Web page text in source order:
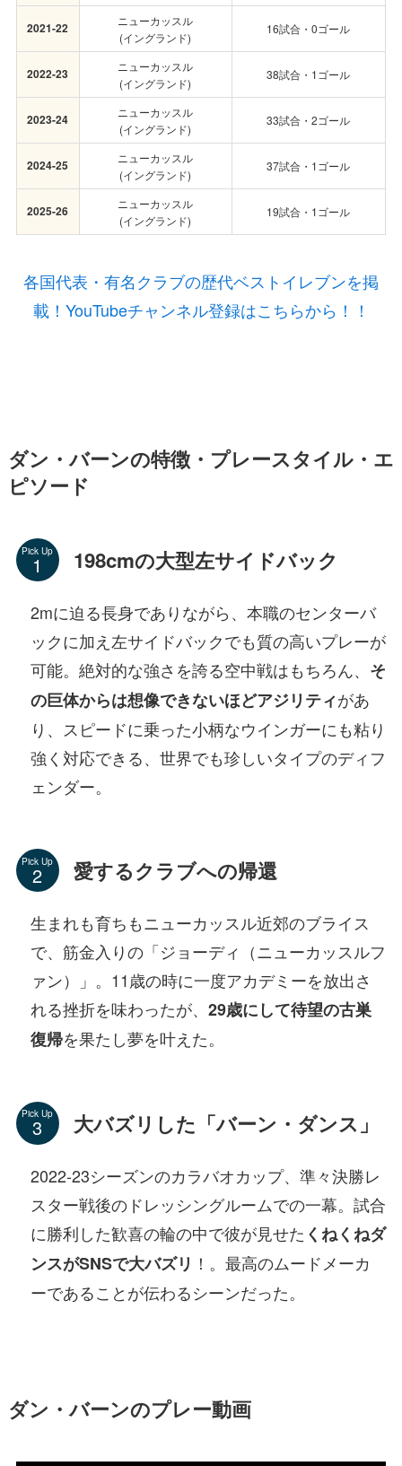
2021-22
ニューカッスル
(イングランド)
16試合・0ゴール
2022-23
ニューカッスル
(イングランド)
38試合・1ゴール
2023-24
ニューカッスル
(イングランド)
33試合・2ゴール
2024-25
ニューカッスル
(イングランド)
37試合・1ゴール
2025-26
ニューカッスル
(イングランド)
19試合・1ゴール
各国代表・有名クラブの歴代ベストイレブンを掲
載！YouTubeチャンネル登録はこちらから！！
ダン・バーンの特徴・プレースタイル・エ
ピソード
Pick Up 198cmの大型左サイドバック
2mに迫る長身でありながら、本職のセンターバ
ックに加え左サイドバックでも質の高いプレーが
可能。絶対的な強さを誇る空中戦はもちろん、 そ
の巨体からは想像できないほどアジリティがあ
り、スピードに乗った小柄なウインガーにも粘り
強く対応できる、世界でも珍しいタイプのディフ
ェンダー。
Pick Up 愛するクラブへの帰還
生まれも育ちもニューカッスル近郊のブライス
で、筋金入りの「ジョーディ（ニューカッスルフ
ァン）」。11歳の時に一度アカデミーを放出さ
れる挫折を味わったが、 29歳にして待望の古巣
復帰を果たし夢を叶えた。
Pick Up 大バズリした「バーン・ダンス」
2022-23シーズンのカラバオカップ、準々決勝レ
スター戦後のドレッシングルームでの一幕。試合
に勝利した歓喜の輪の中で彼が見せた くねくねダ
ンスがSNSで大バズリ ！。最高のムードメーカ
ーであることが伝わるシーンだった。
ダン・バーンのプレー動画